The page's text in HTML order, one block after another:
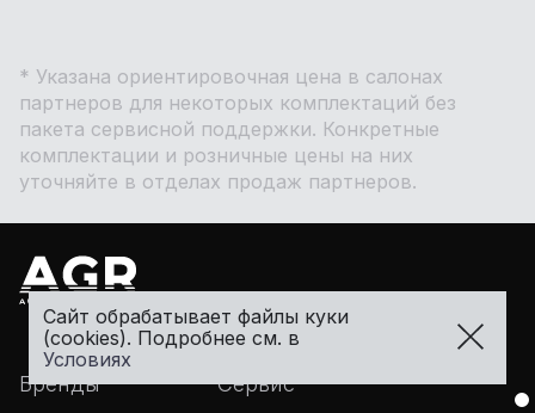
* Указана ориентировочная цена в салонах
партнеров для некоторых комплектаций без
пакета сервисной поддержки. Конкретные
комплектации и розничные цены на них
уточняйте в отделах продаж партнеров.
Бренды Сервис
Сайт обрабатывает файлы куки
(cookies). Подробнее см. в
Условиях